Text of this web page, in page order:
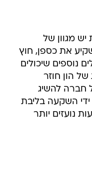
מגוון של
את כספן, חוץ
נוספים שיכולים
הון חוזר
חברה להשיג
השקעה בליבת
נועזים יותר